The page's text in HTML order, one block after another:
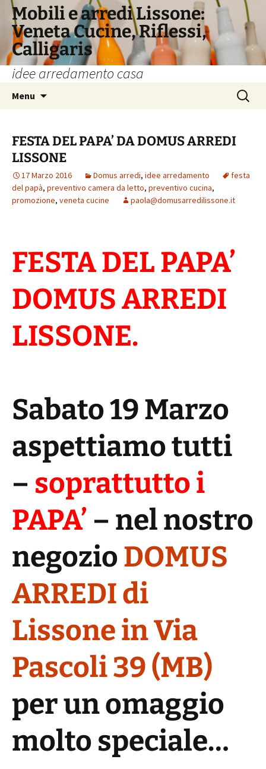
Vai
contenuto
Mobili e arredi Lissone:
Veneta Cucine, Riflessi,
Calligaris
idee arredamento casa
Menu
Ricerca
per:
FESTA DEL PAPA’ DA DOMUS ARREDI
LISSONE
17 Marzo 2016 Domus arredi, idee arredamento
festa
del papà, preventivo camera da letto, preventivo cucina,
promozione, veneta cucine paola@domusarredilissone.it
FESTA DEL PAPA’
DOMUS ARREDI
LISSONE.
Sabato 19 Marzo
aspettiamo tutti
– soprattutto i
PAPA’ – nel nostro
negozioDOMUS
ARREDI di
Lissone in Via
Pascoli 39 (MB)
per un omaggio
molto speciale…